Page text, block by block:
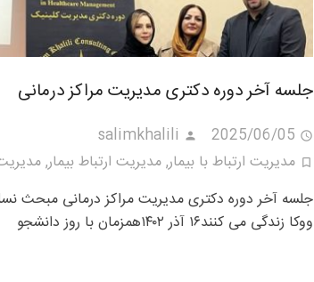
جلسه آخر دوره دکتری مدیریت مراکز درمانی
2025/06/05
salimkhalili
مدیریت ارتباط با بیمار,مدیریت ارتباط بیمار,
جلسه آخر دوره دکتری مدیریت مراکز درمانی مبحث
ووکا زندگی می کنند۱۶ آذر ۱۴۰۲همزمان با روز دانشجو